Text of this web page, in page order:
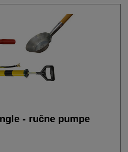
- ručne pumpe